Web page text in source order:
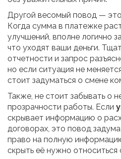
Другой весомый повод —
Когда сумма в платежке
улучшений, вполне логично
что уходят ваши деньги.
отчетности и запрос
но если ситуация не
стоит задуматься о смене
Также, не стоит забывать о
прозрачности работы. Если
скрывает информацию о
договорах, это повод
право на полную
скрыть её нужно относиться